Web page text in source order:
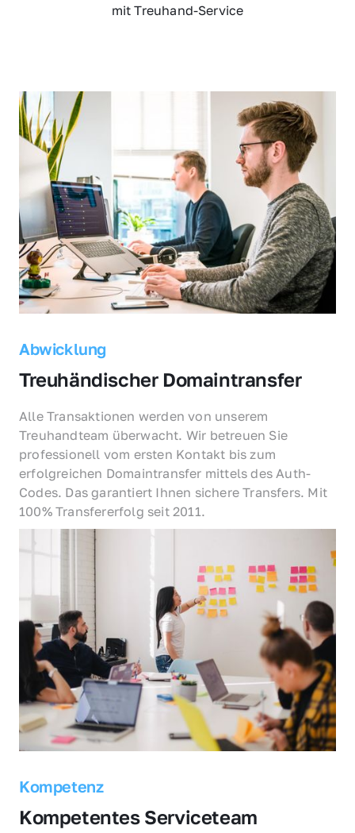
mit Treuhand-Service
Abwicklung
Treuhändischer Domaintransfer
Alle Transaktionen werden von unserem
Treuhandteam überwacht. Wir betreuen Sie
professionell vom ersten Kontakt bis zum
erfolgreichen Domaintransfer mittels des Auth-
Codes. Das garantiert Ihnen sichere Transfers. Mit
100% Transfererfolg seit 2011.
Kompetenz
Kompetentes Serviceteam